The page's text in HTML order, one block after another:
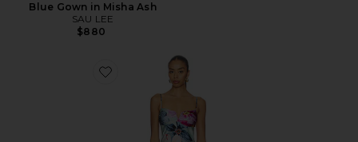
Blue Gown in Misha Ash
SAU LEE
$880